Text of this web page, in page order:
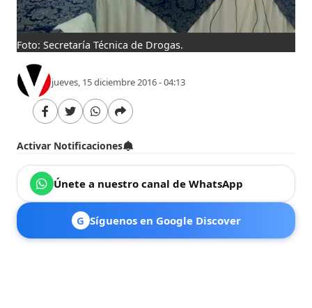
Foto: Secretaría Técnica de Drogas.
jueves, 15 diciembre 2016 - 04:13
Activar Notificaciones
Únete a nuestro canal de WhatsApp
G Síguenos en Google Discover